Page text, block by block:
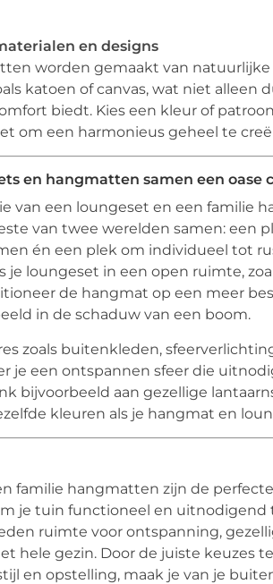
en designs
worden gemaakt van natuurlijke
katoen of canvas, wat niet alleen
biedt. Kies een kleur of
om een harmonieus geheel te
en hangmatten samen een oase
van een loungeset en een familie
van twee werelden samen: een
én een plek om individueel tot
je loungeset in een open ruimte,
de hangmat op een meer
in de schaduw van een boom.
zoals buitenkleden,
je een ontspannen sfeer die
bijvoorbeeld aan gezellige
kleuren als je hangmat en
familie hangmatten zijn de perfecte
je tuin functioneel en uitnodigend
ruimte voor ontspanning,
hele gezin. Door de juiste keuzes
en opstelling, maak je van je